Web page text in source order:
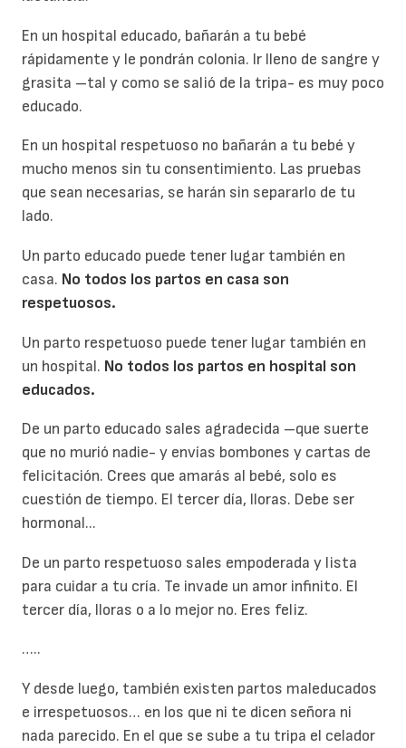
En un hospital educado, bañarán a tu bebé
rápidamente y le pondrán colonia. Ir lleno de sangre y
grasita –tal y como se salió de la tripa- es muy poco
educado.
En un hospital respetuoso no bañarán a tu bebé y
mucho menos sin tu consentimiento. Las pruebas
que sean necesarias, se harán sin separarlo de tu
lado.
Un parto educado puede tener lugar también en
casa. No todos los partos en casa son
respetuosos.
Un parto respetuoso puede tener lugar también en
un hospital. No todos los partos en hospital son
educados.
De un parto educado sales agradecida –que suerte
que no murió nadie- y envías bombones y cartas de
felicitación. Crees que amarás al bebé, solo es
cuestión de tiempo. El tercer día, lloras. Debe ser
hormonal...
De un parto respetuoso sales empoderada y lista
para cuidar a tu cría. Te invade un amor infinito. El
tercer día, lloras o a lo mejor no. Eres feliz.
…..
Y desde luego, también existen partos maleducados
e irrespetuosos… en los que ni te dicen señora ni
nada parecido. En el que se sube a tu tripa el celador